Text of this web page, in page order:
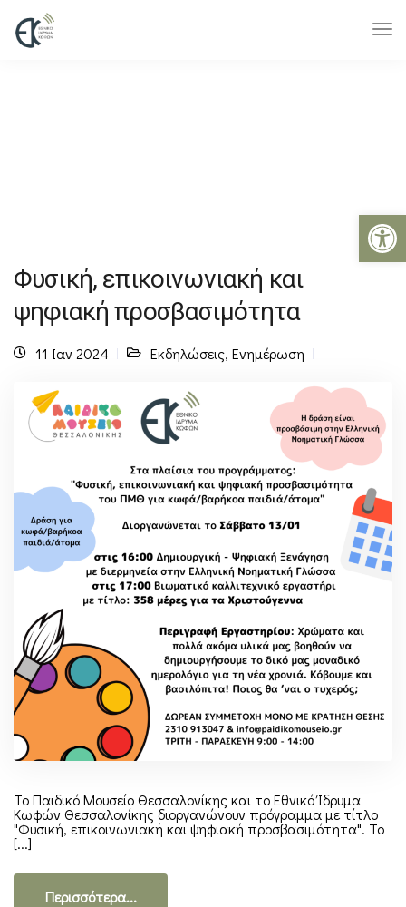
Φυσική, επικοινωνιακή και
ψηφιακή προσβασιμότητα
11 Ιαν 2024 Εκδηλώσεις, Ενημέρωση
Το Παιδικό Μουσείο Θεσσαλονίκης και το Εθνικό Ίδρυμα
Κωφών Θεσσαλονίκης διοργανώνουν πρόγραμμα με τίτλο
"Φυσική, επικοινωνιακή και ψηφιακή προσβασιμότητα". Το
[...]
Περισσότερα...